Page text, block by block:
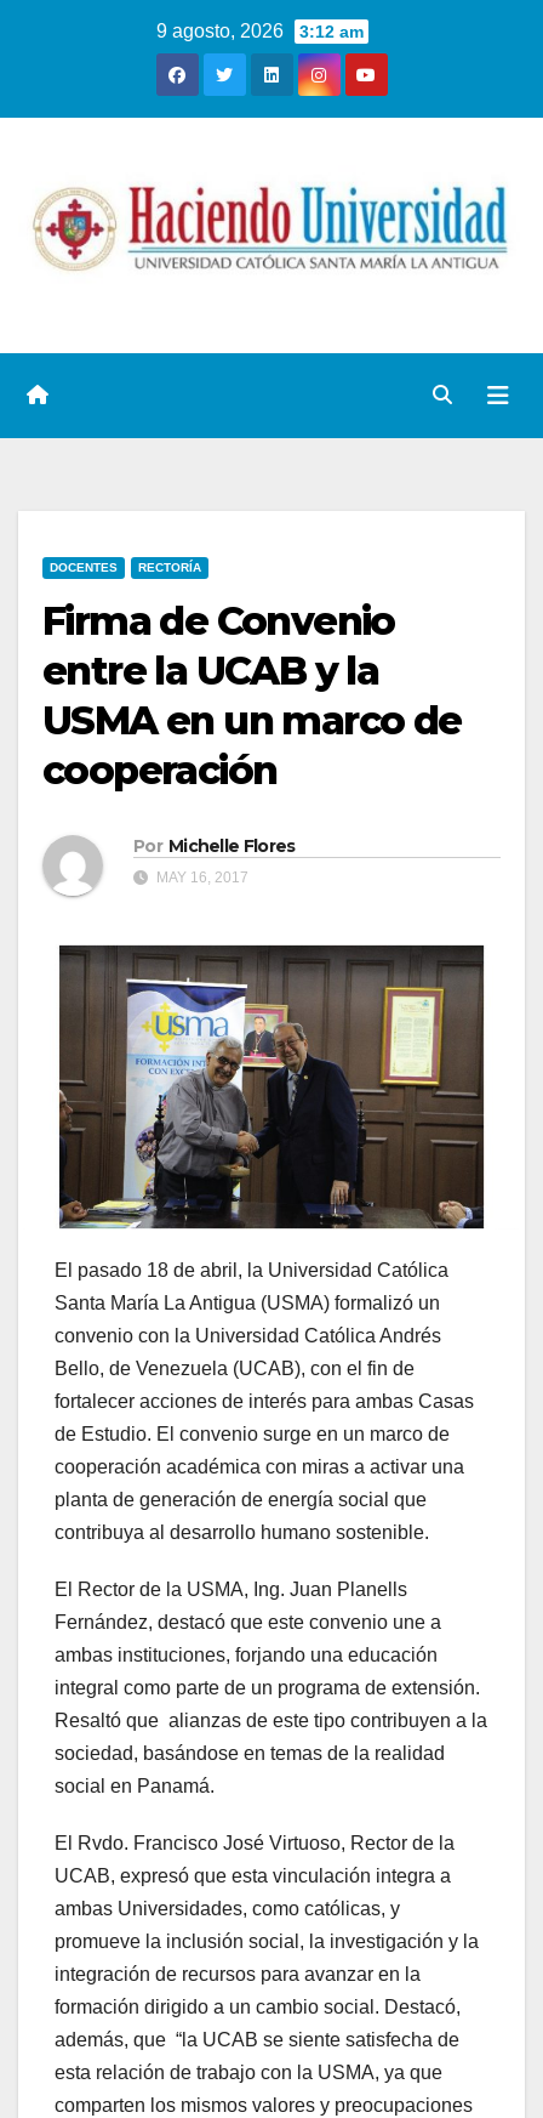
9 agosto, 2026 3:12 am
DOCENTES RECTORÍA
Firma de Convenio
entre la UCAB y la
USMA en un marco de
cooperación
Por Michelle Flores
MAY 16, 2017
El pasado 18 de abril, la Universidad Católica
Santa María La Antigua (USMA) formalizó un
convenio con la Universidad Católica Andrés
Bello, de Venezuela (UCAB), con el fin de
fortalecer acciones de interés para ambas Casas
de Estudio. El convenio surge en un marco de
cooperación académica con miras a activar una
planta de generación de energía social que
contribuya al desarrollo humano sostenible.
El Rector de la USMA, Ing. Juan Planells
Fernández, destacó que este convenio une a
ambas instituciones, forjando una educación
integral como parte de un programa de extensión.
Resaltó que alianzas de este tipo contribuyen a la
sociedad, basándose en temas de la realidad
social en Panamá.
El Rvdo. Francisco José Virtuoso, Rector de la
UCAB, expresó que esta vinculación integra a
ambas Universidades, como católicas, y
promueve la inclusión social, la investigación y la
integración de recursos para avanzar en la
formación dirigido a un cambio social. Destacó,
además, que “la UCAB se siente satisfecha de
esta relación de trabajo con la USMA, ya que
comparten los mismos valores y preocupaciones